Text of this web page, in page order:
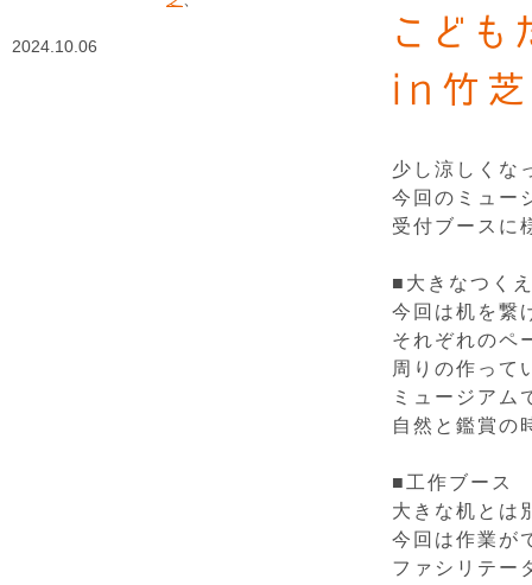
こども
in竹芝
少し涼しくな
今回のミュー
受付ブースに
■大きなつく
今回は机を繋
それぞれのペ
周りの作って
ミュージアム
自然と鑑賞の
■工作ブース
大きな机とは
今回は作業が
ファシリテー
2024.10.06